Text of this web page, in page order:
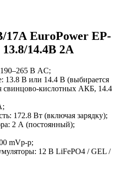
EuroPower EP-
14.4В 2А
В AC;
13.8 В или 14.4 В (выбирается
свинцово-кислотных АКБ, 14.4
172.8 Вт (включая зарядку);
2 А (постоянный);
mVp-p;
12 В LiFePO4 / GEL /